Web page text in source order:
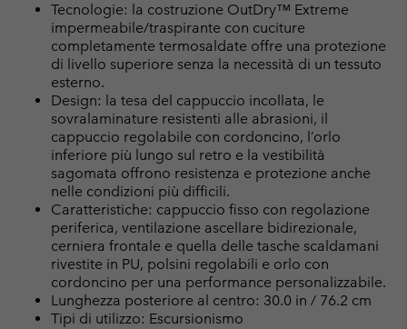
Tecnologie: la costruzione OutDry™ Extreme
impermeabile/traspirante con cuciture
completamente termosaldate offre una protezione
di livello superiore senza la necessità di un tessuto
esterno.
Design: la tesa del cappuccio incollata, le
sovralaminature resistenti alle abrasioni, il
cappuccio regolabile con cordoncino, l’orlo
inferiore più lungo sul retro e la vestibilità
sagomata offrono resistenza e protezione anche
nelle condizioni più difficili.
Caratteristiche: cappuccio fisso con regolazione
periferica, ventilazione ascellare bidirezionale,
cerniera frontale e quella delle tasche scaldamani
rivestite in PU, polsini regolabili e orlo con
cordoncino per una performance personalizzabile.
Lunghezza posteriore al centro: 30.0 in / 76.2 cm
Tipi di utilizzo: Escursionismo